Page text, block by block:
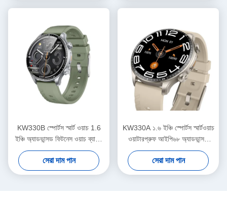
KW330B স্পোর্টস স্মার্ট ওয়াচ 1.6
ইঞ্চি অ্যাডভান্সড ফিটনেস ওয়াচ ব্যায়াম
ট্র্যাকিং জন্য
সেরা দাম পান
KW330A ১.৬ ইঞ্চি স্পোর্টস স্মার্টওয়াচ
ওয়াটারপ্রুফ আইপি৬৮ অ্যাডভান্সড
ট্র্যাকিং / এআই প্রযুক্তি সহ
সেরা দাম পান